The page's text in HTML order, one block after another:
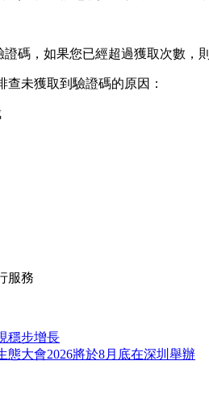
碼，如果您已經超過獲取次數，
未獲取到驗證碼的原因：
服務
穩步增長
態大會2026將於8月底在深圳舉辦